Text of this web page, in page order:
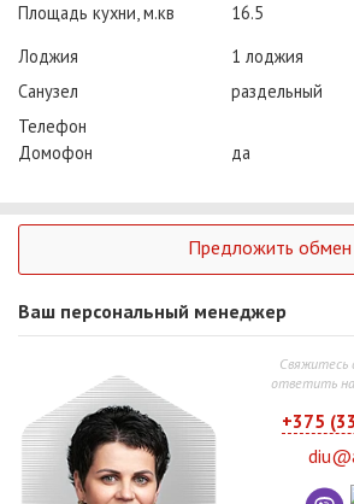
Площадь кухни, м.кв
16.5
Лоджия
1 лоджия
Санузел
раздельный
Телефон
Домофон
да
Предложить обмен
Ваш персональный менеджер
Свяжитесь
ответить
+375